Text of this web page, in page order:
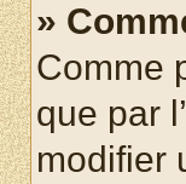
»
Comme
que par
modifier